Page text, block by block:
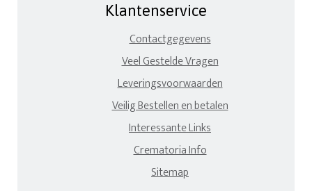
Klantenservice
Contactgegevens
Veel Gestelde Vragen
Leveringsvoorwaarden
Veilig Bestellen en betalen
Interessante Links
Crematoria Info
Sitemap